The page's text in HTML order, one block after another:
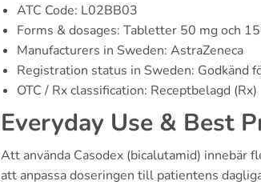
ATC Code: L02BB03
Forms & dosages: Tabletter 50 mg och
Manufacturers in Sweden: AstraZeneca
Registration status in Sweden: Godkänd
OTC / Rx classification: Receptbelagd (Rx)
Everyday Use & Best
Att använda Casodex (bicalutamid) innebär
att anpassa doseringen till patientens